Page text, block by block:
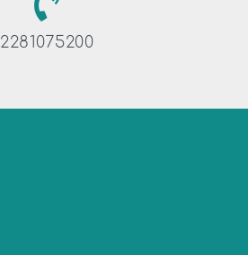
2281075200